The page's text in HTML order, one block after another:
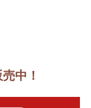
中！